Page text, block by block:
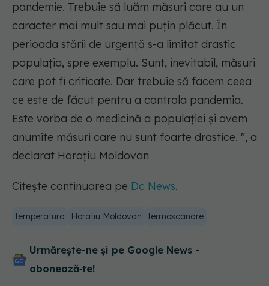
pandemie. Trebuie să luăm măsuri care au un
caracter mai mult sau mai puţin plăcut. În
perioada stării de urgenţă s-a limitat drastic
populaţia, spre exemplu. Sunt, inevitabil, măsuri
care pot fi criticate. Dar trebuie să facem ceea
ce este de făcut pentru a controla pandemia.
Este vorba de o medicină a populaţiei şi avem
anumite măsuri care nu sunt foarte drastice. ", a
declarat Horaţiu Moldovan
Citește continuarea pe Dc News.
temperatura Horatiu Moldovan termoscanare
Urmărește-ne și pe Google News -
abonează‑te!